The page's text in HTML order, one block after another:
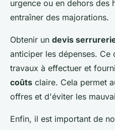
urgence ou en dehors des
entraîner des majorations.
Obtenir un devis
anticiper les dépenses.
travaux à effectuer et
coûts claire. Cela permet
offres et d'éviter les
Enfin, il est important de